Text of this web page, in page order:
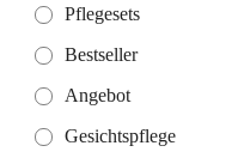
Pflegesets
Bestseller
Angebot
Gesichtspflege